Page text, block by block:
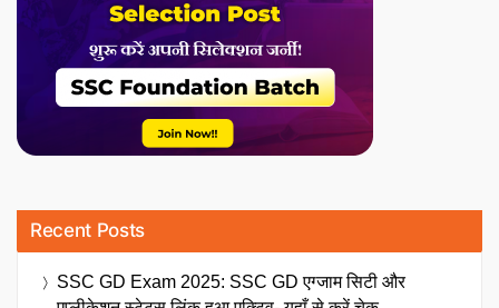
Recent Posts
SSC GD Exam 2025: SSC GD एग्जाम सिटी और